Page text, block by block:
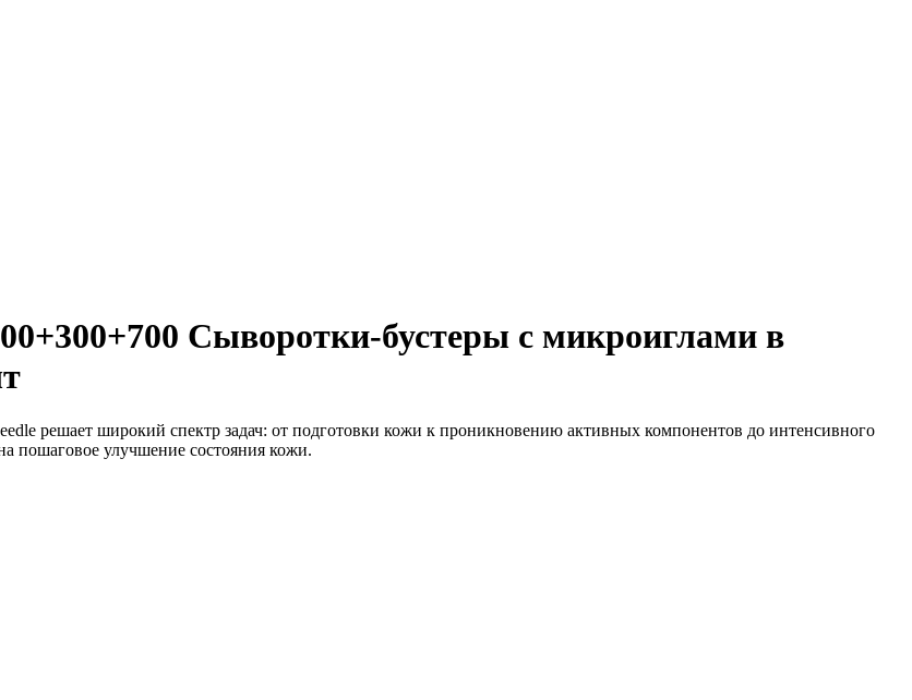
Сыворотки-бустеры с микроиглами в
решает широкий спектр задач: от подготовки кожи к проникновению активных компонентов до интенсивного
пошаговое улучшение состояния кожи.